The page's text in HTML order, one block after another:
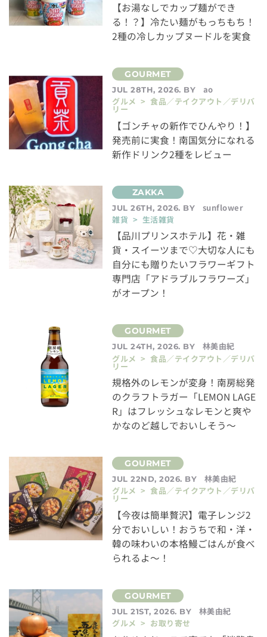
【お湯なしでカップ麺ができ
る！？】冷たい麺がもっちもち！
2種の冷しカップヌードルを実食
JUL 28TH, 2026. BY
ao
グルメ > 食品／テイクアウト／デリバ
リー
【ゴンチャの新作でひんやり！】
発売前に実食！南国気分になれる
新作ドリンク2種をレビュー
JUL 26TH, 2026. BY
sunflower
雑貨 > 生活雑貨
【品川プリンスホテル】花・雑
貨・スイーツまで♡大切な人にも
自分にも贈りたいフラワーギフト
専門店「アドラブルフラワーズ」
がオープン！
JUL 24TH, 2026. BY
林美由紀
グルメ > 食品／テイクアウト／デリバ
リー
規格外のレモンが変身！南房総発
のクラフトラガー「LEMON LAGE
R」はフレッシュなレモンと爽や
かなのど越しでおいしそう～
JUL 22ND, 2026. BY
林美由紀
グルメ > 食品／テイクアウト／デリバ
リー
【今夜は簡単贅沢】電子レンジ2
分でおいしい！おうちで和・洋・
韓の味わいの本格鰻ごはんが食べ
られるよ～！
JUL 21ST, 2026. BY
林美由紀
グルメ > お取り寄せ